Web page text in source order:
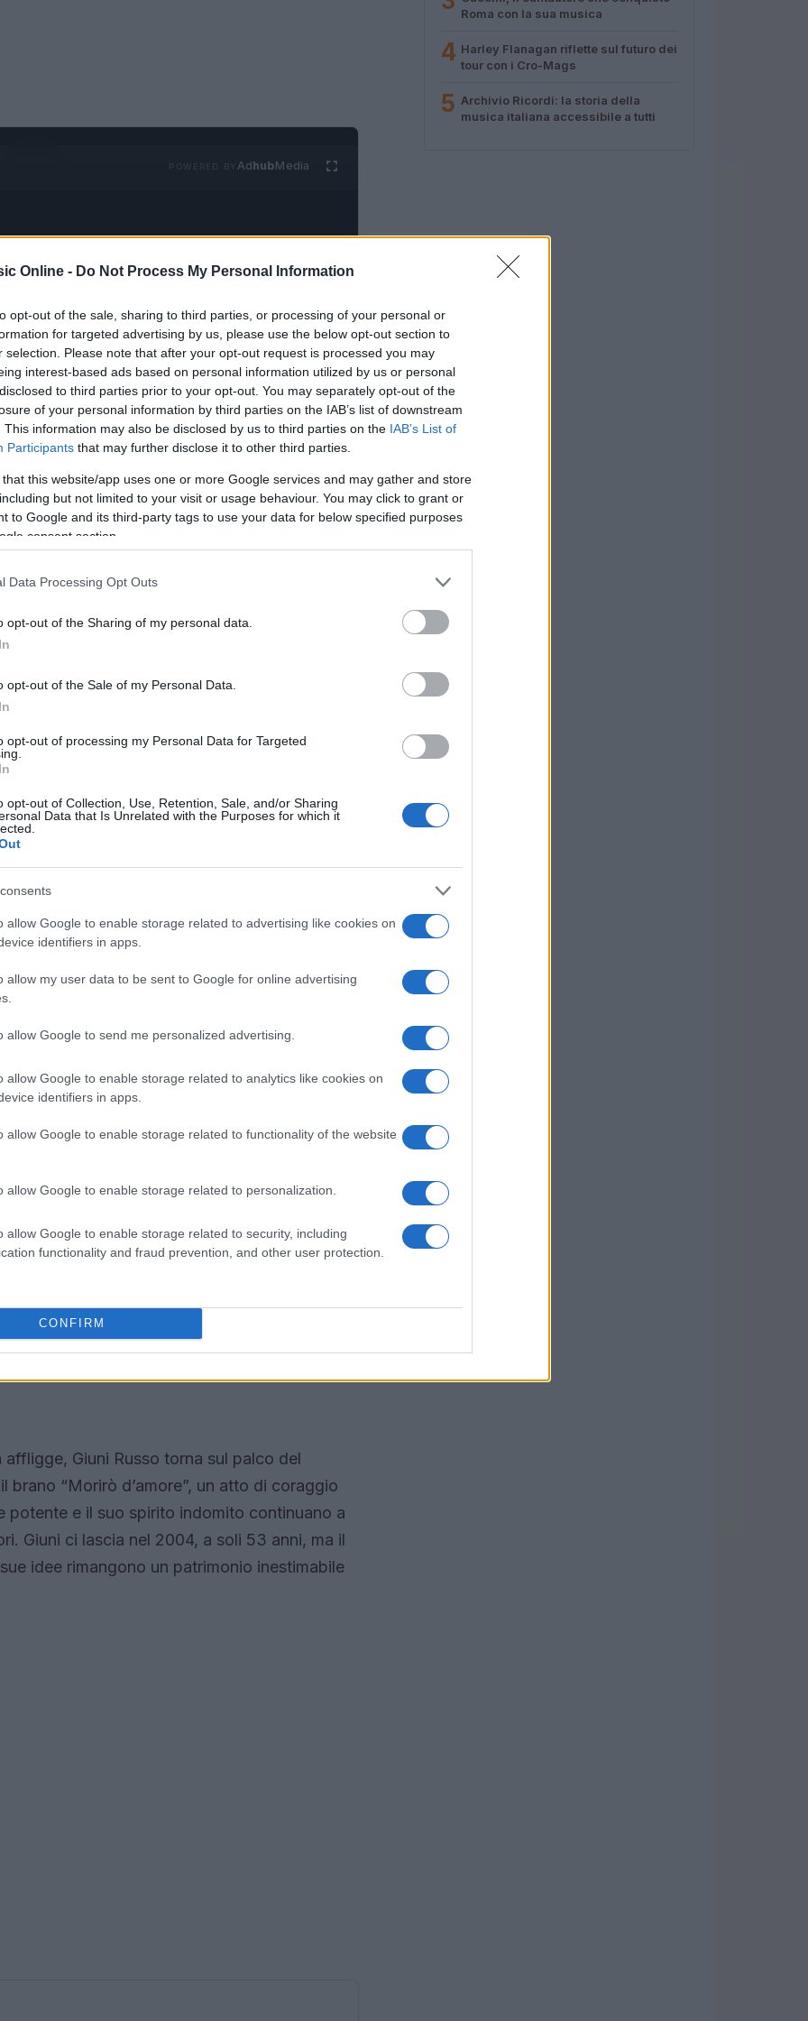
Online - Do Not Process My Personal Information
opt-out of the sale, sharing to third parties, or processing of your personal or
for targeted advertising by us, please use the below opt-out section to
selection. Please note that after your opt-out request is processed you may
interest-based ads based on personal information utilized by us or personal
to third parties prior to your opt-out. You may separately opt-out of the
of your personal information by third parties on the IAB’s list of downstream
This information may also be disclosed by us to third parties on the IAB’s List of
Participants that may further disclose it to other third parties.
that this website/app uses one or more Google services and may gather and store
but not limited to your visit or usage behaviour. You may click to grant or
to Google and its third-party tags to use your data for below specified purposes
consent section.
Data Processing Opt Outs
opt-out of the Sharing of my personal data.
opt-out of the Sale of my Personal Data.
opt-out of processing my Personal Data for Targeted
opt-out of Collection, Use, Retention, Sale, and/or Sharing
Data that Is Unrelated with the Purposes for which it
allow Google to enable storage related to advertising like cookies on
identifiers in apps.
allow my user data to be sent to Google for online advertising
allow Google to send me personalized advertising.
allow Google to enable storage related to analytics like cookies on
identifiers in apps.
allow Google to enable storage related to functionality of the website
allow Google to enable storage related to personalization.
allow Google to enable storage related to security, including
functionality and fraud prevention, and other user protection.
CONFIRM
POWERED BY AdhubMedia
Romeo, inizia nel 1968, quando una giovane
con il brano “No amore”. Questo primo passo
di una carriera ricca di sfide e successi. La
catturano l’attenzione del pubblico e dei
significative, tra cui quella con il noto autore
Battiato
Russo è rappresentato dall’incontro con
profondamente il suo percorso musicale.
artistica che porterà alla creazione di
al mare” diventa un grande
e vincendo ilFestivalbar
Russo si trova a dover affrontare le
di tornare alla musica d’autore. La sua
etichetta indipendente, dove nel 1986
Questo brano rappresenta un altro
Giuni continua a pubblicare dischi
un coraggio e una resilienza che la rendono
Giuni Russo torna sul palco del
brano “Morirò d’amore”, un atto di coraggio
e il suo spirito indomito continuano a
Giuni ci lascia nel 2004, a soli 53 anni, ma il
idee rimangono un patrimonio inestimabile
Roma con la sua musica
4 Harley Flanagan riflette sul futuro dei
tour con i Cro-Mags
5 Archivio Ricordi: la storia della
musica italiana accessibile a tutti